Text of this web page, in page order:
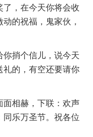
了，在今天你将会收
的祝福，鬼家伙，
你捎个信儿，说今天
礼的，有空还要请你
面相赫，下联：欢声
乐万圣节。祝各位